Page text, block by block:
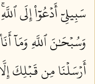
سَبِيلِيٓ أَدۡعُوٓاْ إِلَى
وَسُبۡحَٰنَ ٱللَّهِ وَمَآ أَنَا۠
أَرۡسَلۡنَا مِن قَبۡلِكَ